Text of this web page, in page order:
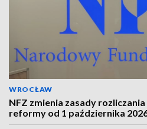
WROCŁAW
NFZ zmienia zasady
reformy od 1 października